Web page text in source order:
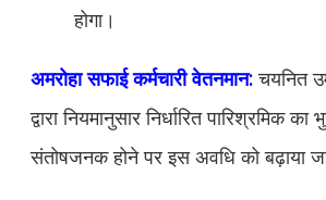
होगा।
अमरोहा सफाई कर्मचारी वेतनमान:चयनित
द्वारा नियमानुसार निर्धारित पारिश्रमिक
संतोषजनक होने पर इस अवधि को बढ़ाया